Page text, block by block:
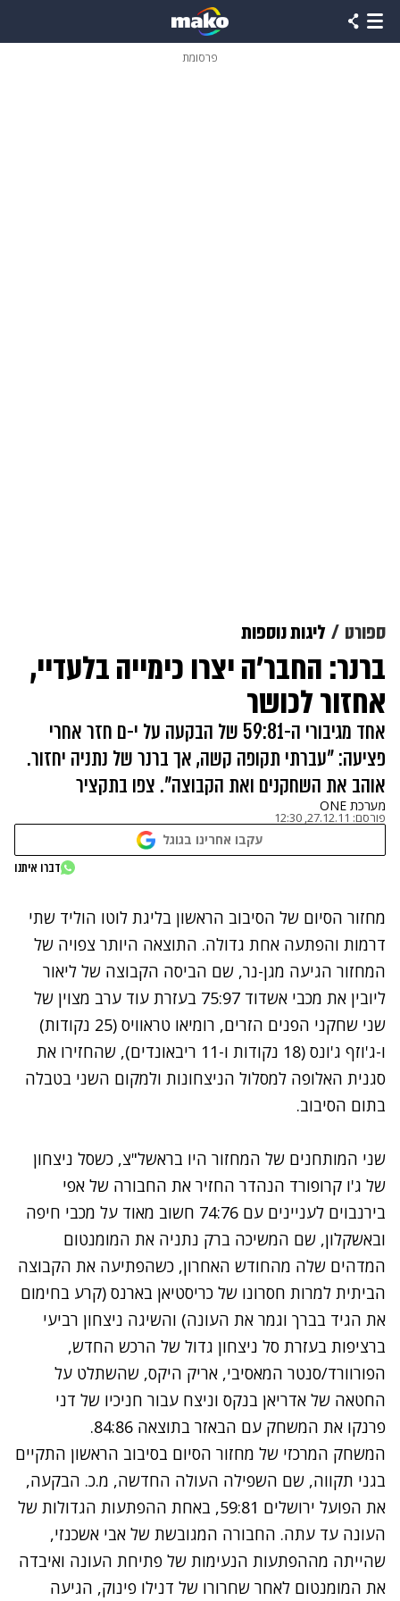
פרסומת
ספורט ליגות נוספות
ברנר: החבר'ה יצרו כימייה בלעדיי,
אחזור לכושר
אחד מגיבורי ה-59:81 של הבקעה על י-ם חזר אחרי
פציעה: "עברתי תקופה קשה, אך ברנר של נתניה יחזור.
אוהב את השחקנים ואת הקבוצה". צפו בתקציר
מערכת ONE
פורסם: 27.12.11, 12:30
עקבו אחרינו בגוגל
דברו איתנו
נתקלנו בבעיה
נסה שוב
מחזור הסיום של הסיבוב הראשון בליגת לוטו הוליד שתי
דרמות והפתעה אחת גדולה. התוצאה היותר צפויה של
המחזור הגיעה מגן-נר, שם הביסה הקבוצה של ליאור
ליובין את מכבי אשדוד 75:97 בעזרת עוד ערב מצוין של
שני שחקני הפנים הזרים, רומיאו טראוויס (25 נקודות)
ו-ג'וזף ג'ונס (18 נקודות ו-11 ריבאונדים), שהחזירו את
סגנית האלופה למסלול הניצחונות ולמקום השני בטבלה
בתום הסיבוב.
שני המותחנים של המחזור היו בראשל"צ, כשסל ניצחון
של ג'ו קרופורד הנהדר החזיר את החבורה של אפי
בירנבוים לעניינים עם 74:76 חשוב מאוד על מכבי חיפה
ובאשקלון, שם המשיכה ברק נתניה את המומנטום
המדהים שלה מהחודש האחרון, כשהפתיעה את הקבוצה
הביתית למרות חסרונו של כריסטיאן בארנס (קרע בחימום
את הגיד בברך וגמר את העונה) והשיגה ניצחון רביעי
ברציפות בעזרת סל ניצחון גדול של הרכש החדש,
הפורוורד/סנטר המאסיבי, אריק היקס, שהשתלט על
החטאה של אדריאן בנקס וניצח עבור חניכיו של דני
פרנקו את המשחק עם הבאזר בתוצאה 84:86.
המשחק המרכזי של מחזור הסיום בסיבוב הראשון התקיים
בגני תקווה, שם השפילה העולה החדשה, מ.כ. הבקעה,
את הפועל ירושלים 59:81, באחת ההפתעות הגדולות של
העונה עד עתה. החבורה המגובשת של אבי אשכנזי,
שהייתה מההפתעות הנעימות של פתיחת העונה ואיבדה
את המומנטום לאחר שחרורו של דנילו פינוק, הגיעה